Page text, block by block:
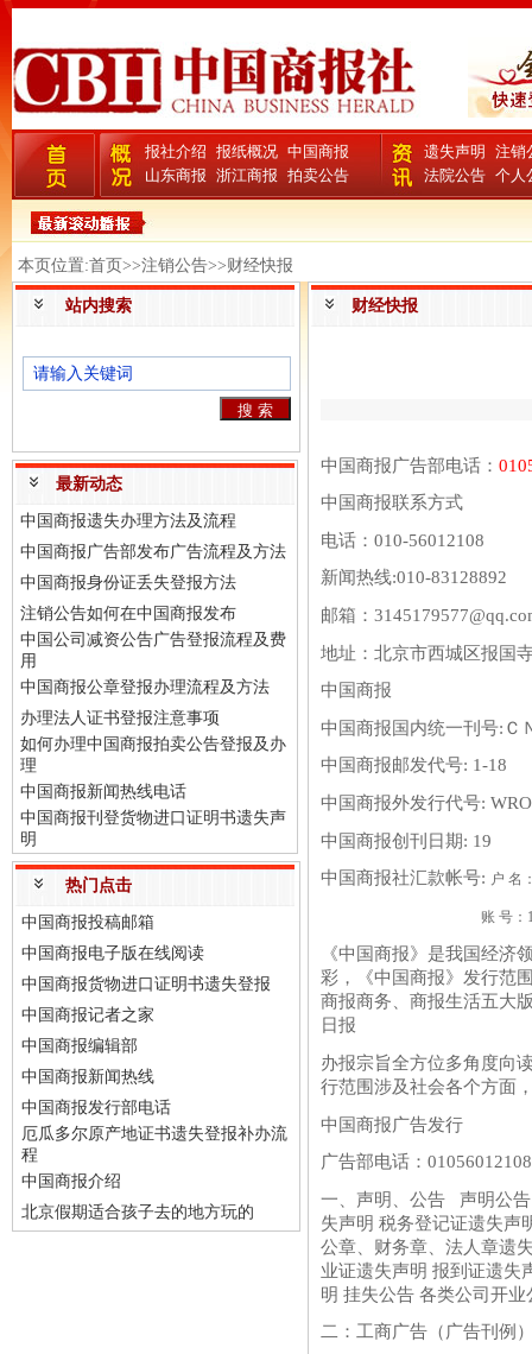
报社介绍 报纸概况 中国商报
山东商报 浙江商报 拍卖公告
遗失声明
注销
法院公告 个人
本页位置:首页>>注销公告>>财经快报
站内搜索
最新动态
中国商报遗失办理方法及流程
中国商报广告部发布广告流程及方法
中国商报身份证丢失登报方法
注销公告如何在中国商报发布
中国公司减资公告广告登报流程及费
用
中国商报公章登报办理流程及方法
办理法人证书登报注意事项
如何办理中国商报拍卖公告登报及办
理
中国商报新闻热线电话
中国商报刊登货物进口证明书遗失声
明
热门点击
中国商报投稿邮箱
中国商报电子版在线阅读
中国商报货物进口证明书遗失登报
中国商报记者之家
中国商报编辑部
中国商报新闻热线
中国商报发行部电话
厄瓜多尔原产地证书遗失登报补办流
程
中国商报介绍
北京假期适合孩子去的地方玩的
财经快报
中国商报广告部电话：
中国商报联系方式
电话：010-56012108
新闻热线:010-83128892
邮箱：
地址：北京市西城区报国
中国商报
中国商报国内统一刊号:Ｃ
中国商报邮发代号: 1-18
中国商报外发行代号:
中国商报创刊日期: 19
中国商报社汇款帐号: 户 名
账 号：
《中国商报》是我国经济
彩，《中国商报》发行范
商报商务、商报生活五大
日报
办报宗旨全方位多角度向
行范围涉及社会各个方面
中国商报广告发行
广告部电话：
一、声明、公告 声明公
失声明 税务登记证遗失声
公章、财务章、法人章遗
业证遗失声明 报到证遗失
明 挂失公告 各类公司开
二：工商广告（广告刊例